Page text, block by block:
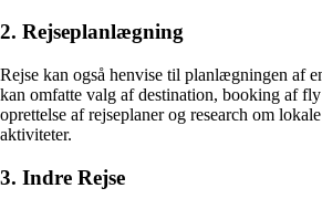
2. Rejseplanlægning
Rejse kan også henvise til planlægningen af
kan omfatte valg af destination, booking af
oprettelse af rejseplaner og research om
aktiviteter.
3. Indre Rejse